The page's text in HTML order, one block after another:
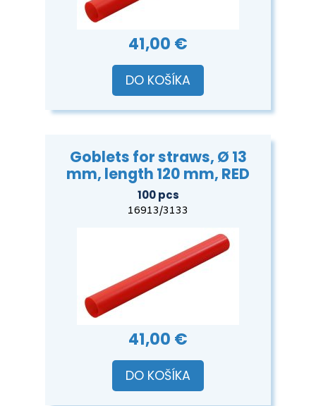
41,00 €
DO KOŠÍKA
Goblets for straws, Ø 13
mm, length 120 mm, RED
100 pcs
16913/3133
41,00 €
DO KOŠÍKA